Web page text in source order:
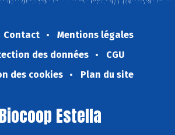
Contact
Mentions légales
des données
CGU
des cookies
Plan du site
Biocoop Estella